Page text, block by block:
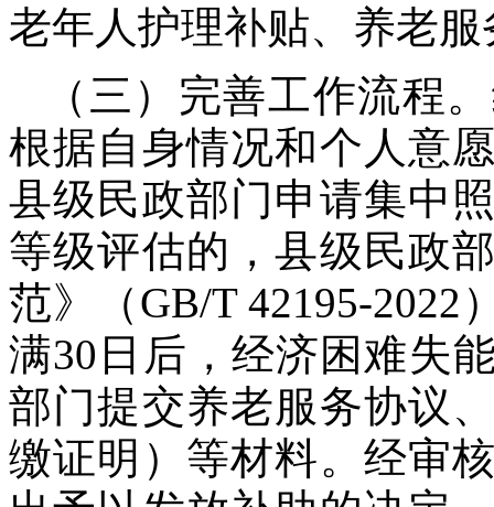
老年人护理补贴、养老
（三）完善工作流程
根据自身情况和个人意
县级民政部门申请集中
等级评估的，县级民政
范》（GB/T 42195-
满30日后，经济困难失
部门提交养老服务协议
缴证明）等材料。经审